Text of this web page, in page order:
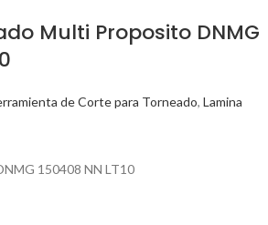
Multi Proposito DNMG
de Corte para Torneado, Lamina
150408 NN LT10